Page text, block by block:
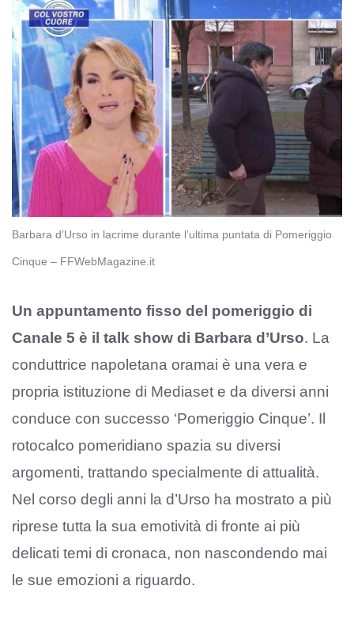
Barbara d’Urso in lacrime durante l’ultima puntata di Pomeriggio
Cinque – FFWebMagazine.it
Un appuntamento fisso del pomeriggio di
Canale 5 è il talk show di Barbara d’Urso. La
conduttrice napoletana oramai è una vera e
propria istituzione di Mediaset e da diversi anni
conduce con successo ‘Pomeriggio Cinque’. Il
rotocalco pomeridiano spazia su diversi
argomenti, trattando specialmente di attualità.
Nel corso degli anni la d’Urso ha mostrato a più
riprese tutta la sua emotività di fronte ai più
delicati temi di cronaca, non nascondendo mai
le sue emozioni a riguardo.